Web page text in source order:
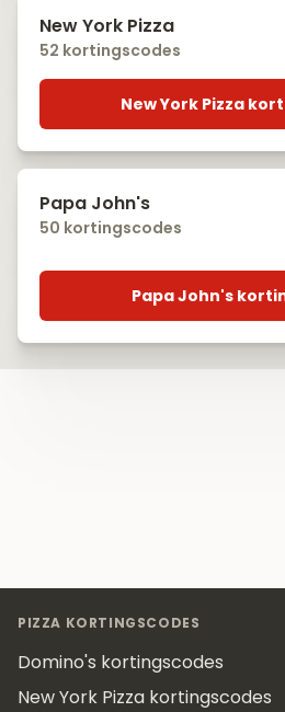
New York Pizza
52 kortingscodes
New York Pizza
Papa John's
50 kortingscodes
Papa John's
PIZZA KORTINGSCODES
Domino's kortingscodes
New York Pizza kortingscodes